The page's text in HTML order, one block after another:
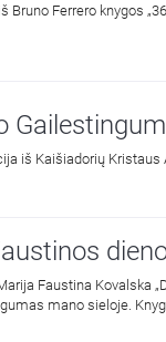
Bruno Ferrero knygos
iš Kaišiadorių Kristaus
Faustina Kovalska
mano sieloje.
leidiniai“, 2014 m.